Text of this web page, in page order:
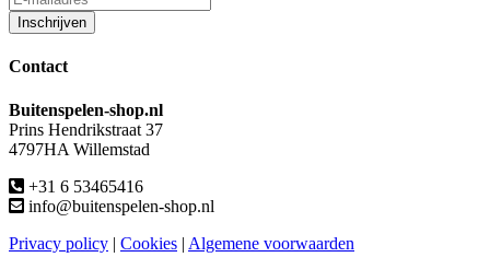
Contact
Buitenspelen-shop.nl
Prins Hendrikstraat 37
4797HA Willemstad
+31 6 53465416
info@buitenspelen-shop.nl
Privacy policy | Cookies | Algemene voorwaarden